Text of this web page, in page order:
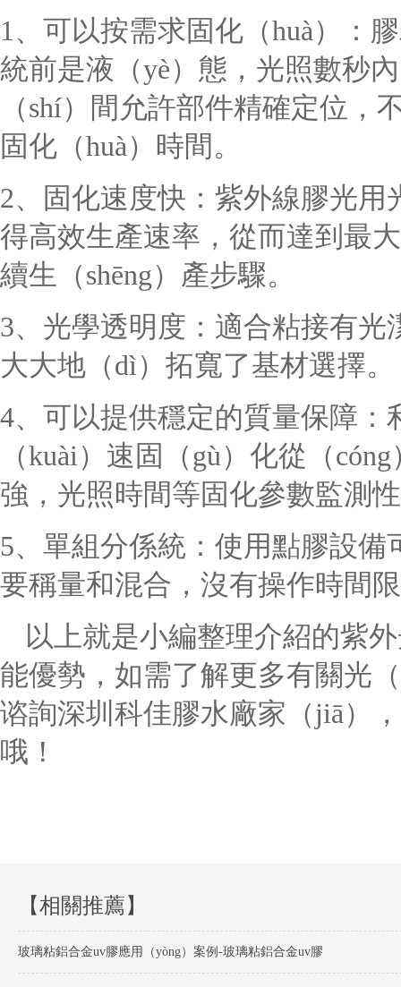
1、可以按需求固化（huà）：
統前是液（yè）態，光照數秒
（shí）間允許部件精確定位，
固化（huà）時間。
2、固化速度快：紫外線膠光用
得高效生產速率，從而達到最
續生（shēng）產步驟。
3、光學透明度：適合粘接有
大大地（dì）拓寬了基材選擇。
4、 可以提供穩定的質量保障：
（kuài）速固（gù）化從（
強，光照時間等固化參數監測
5、單組分係統：使用點膠設備
要稱量和混合，沒有操作時間
以上就是小編整理介紹的紫
能優勢，如需了解更多有關光
谘詢深圳科佳膠水廠家（jiā）
哦！
【相關推薦】
玻璃粘鋁合金uv膠應用（yòng）案例-玻璃粘鋁合金uv膠